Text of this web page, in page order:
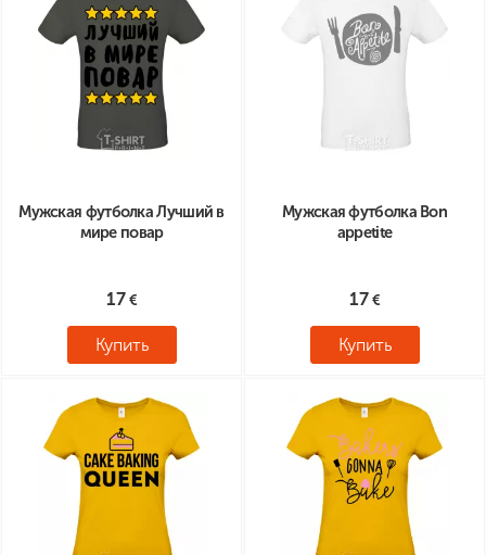
Мужская футболка Лучший в
мире повар
17
Купить
Мужская футболка Bon
appetite
17
Купить